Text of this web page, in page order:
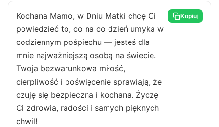
Kochana Mamo, w Dniu Matki chcę Ci
powiedzieć to, co na co dzień umyka w
codziennym pośpiechu — jesteś dla
mnie najważniejszą osobą na świecie.
Twoja bezwarunkowa miłość,
cierpliwość i poświęcenie sprawiają, że
czuję się bezpieczna i kochana. Życzę
Ci zdrowia, radości i samych pięknych
chwil!
Kopiuj